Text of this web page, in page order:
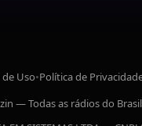
Uso•Política de
— Todas as rádios do